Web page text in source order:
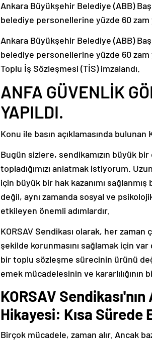
Ankara Büyükşehir Belediye (ABB)
belediye personellerine yüzde 60 zam
Ankara Büyükşehir Belediye (ABB)
belediye personellerine yüzde 60 zam
Toplu İş Sözleşmesi (TİS) imzalandı.
ANFA GÜVENLİK
YAPILDI.
Konu ile basın açıklamasında bulunan
Bugün sizlere, sendikamızın büyük
topladığımızı anlatmak istiyorum.
için büyük bir hak kazanımı
değil, aynı zamanda sosyal ve
etkileyen önemli adımlardır.
KORSAV Sendikası olarak, her zaman
şekilde korunmasını sağlamak için
bir toplu sözleşme sürecinin ürünü
emek mücadelesinin ve kararlılığının
KORSAV
Hikayesi: Kısa Sürede
Birçok mücadele, zaman alır. Ancak